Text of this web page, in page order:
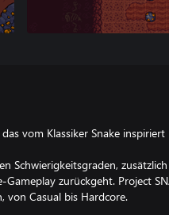
vom Klassiker Snake inspiriert
Schwierigkeitsgraden,
zurückgeht. Project
von Casual bis Hardcore.